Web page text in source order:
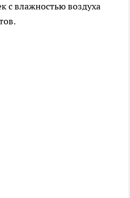
с влажностью воздуха